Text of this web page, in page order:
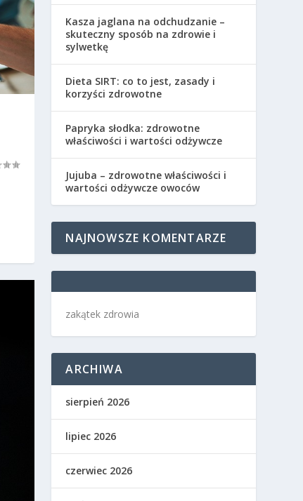
Kasza jaglana na odchudzanie –
skuteczny sposób na zdrowie i
sylwetkę
Dieta SIRT: co to jest, zasady i
korzyści zdrowotne
Papryka słodka: zdrowotne
właściwości i wartości odżywcze
Jujuba – zdrowotne właściwości i
wartości odżywcze owoców
NAJNOWSZE KOMENTARZE
zakątek zdrowia
ARCHIWA
sierpień 2026
lipiec 2026
czerwiec 2026